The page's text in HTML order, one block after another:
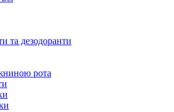
та дезодоранти
рота